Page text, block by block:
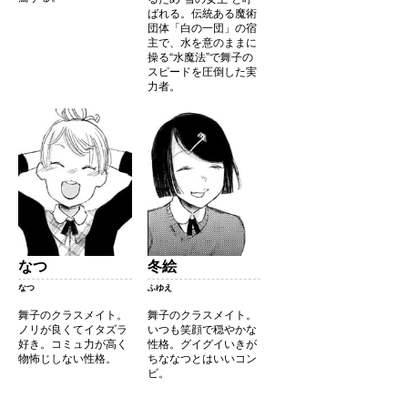
ばれる。伝統ある魔術
団体「白の一団」の宿
主で、水を意のままに
操る“水魔法”で舞子の
スピードを圧倒した実
力者。
なつ
なつ
舞子のクラスメイト。
ノリが良くてイタズラ
好き。コミュ力が高く
物怖じしない性格。
冬絵
ふゆえ
舞子のクラスメイト。
いつも笑顔で穏やかな
性格。グイグイいきが
ちななつとはいいコン
ビ。